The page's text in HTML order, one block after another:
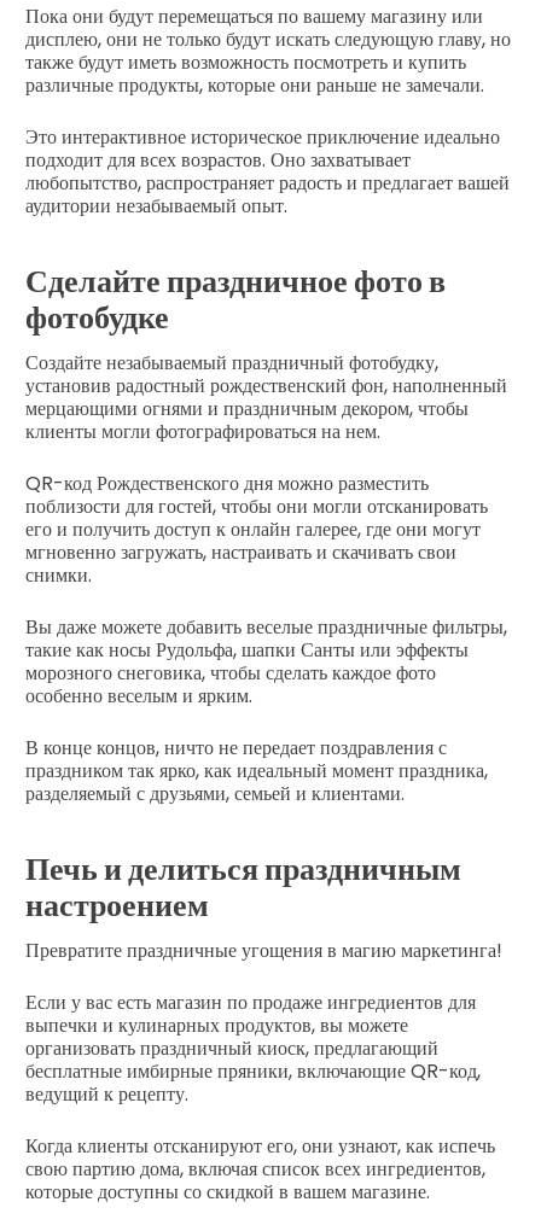
Пока они будут перемещаться по вашему магазину или
дисплею, они не только будут искать следующую главу, но
также будут иметь возможность посмотреть и купить
различные продукты, которые они раньше не замечали.
Это интерактивное историческое приключение идеально
подходит для всех возрастов. Оно захватывает
любопытство, распространяет радость и предлагает вашей
аудитории незабываемый опыт.
Сделайте праздничное фото в
фотобудке
Создайте незабываемый праздничный фотобудку,
установив радостный рождественский фон, наполненный
мерцающими огнями и праздничным декором, чтобы
клиенты могли фотографироваться на нем.
QR-код Рождественского дня можно разместить
поблизости для гостей, чтобы они могли отсканировать
его и получить доступ к онлайн галерее, где они могут
мгновенно загружать, настраивать и скачивать свои
снимки.
Вы даже можете добавить веселые праздничные фильтры,
такие как носы Рудольфа, шапки Санты или эффекты
морозного снеговика, чтобы сделать каждое фото
особенно веселым и ярким.
В конце концов, ничто не передает поздравления с
праздником так ярко, как идеальный момент праздника,
разделяемый с друзьями, семьей и клиентами.
Печь и делиться праздничным
настроением
Превратите праздничные угощения в магию маркетинга!
Если у вас есть магазин по продаже ингредиентов для
выпечки и кулинарных продуктов, вы можете
организовать праздничный киоск, предлагающий
бесплатные имбирные пряники, включающие QR-код,
ведущий к рецепту.
Когда клиенты отсканируют его, они узнают, как испечь
свою партию дома, включая список всех ингредиентов,
которые доступны со скидкой в вашем магазине.